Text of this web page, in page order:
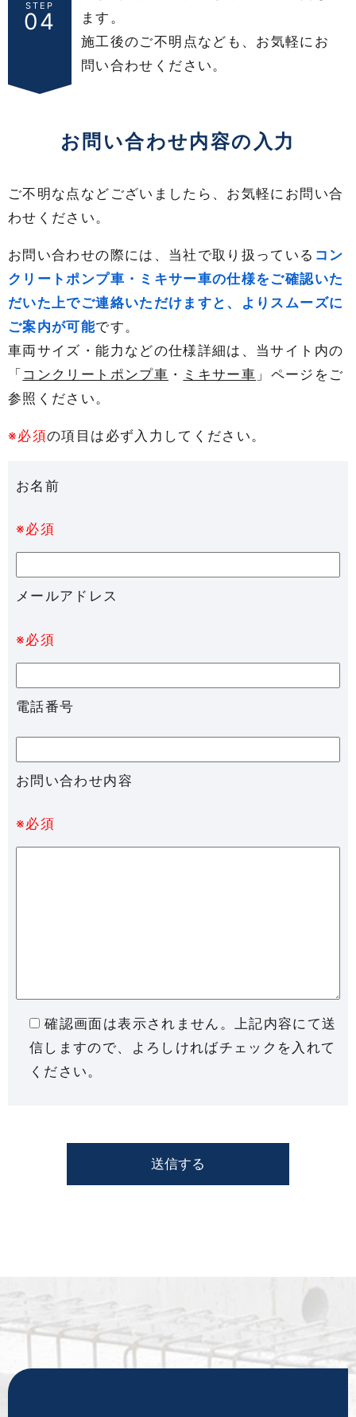
STEP
04
ます。
施工後のご不明点なども、お気軽にお
問い合わせください。
お問い合わせ内容の入力
ご不明な点などございましたら、お気軽にお問い合
わせください。
お問い合わせの際には、当社で取り扱っている コン
クリートポンプ車・ミキサー車の仕様をご確認いた
だいた上でご連絡いただけますと、よりスムーズに
ご案内が可能です。
車両サイズ・能力などの仕様詳細は、当サイト内の
「 コンクリートポンプ車 ・ ミキサー車 」ページをご
参照ください。
※必須の項目は必ず入力してください。
お名前
※必須
メールアドレス
※必須
電話番号
お問い合わせ内容
※必須
確認画面は表示されません。上記内容にて送
信しますので、よろしければチェックを入れて
ください。